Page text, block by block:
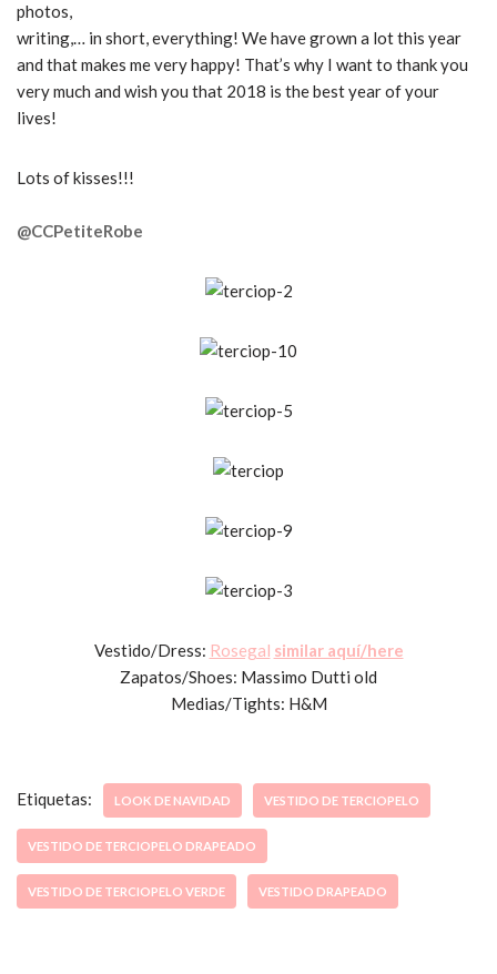
photos,
writing,… in short, everything! We have grown a lot this year
and that makes me very happy! That’s why I want to thank you
very much and wish you that 2018 is the best year of your
lives!
Lots of kisses!!!
@CCPetiteRobe
Vestido/Dress: Rosegal similar aquí/here
Zapatos/Shoes: Massimo Dutti old
Medias/Tights: H&M
Etiquetas: LOOK DE NAVIDAD VESTIDO DE TERCIOPELO
VESTIDO DE TERCIOPELO DRAPEADO
VESTIDO DE TERCIOPELO VERDE VESTIDO DRAPEADO